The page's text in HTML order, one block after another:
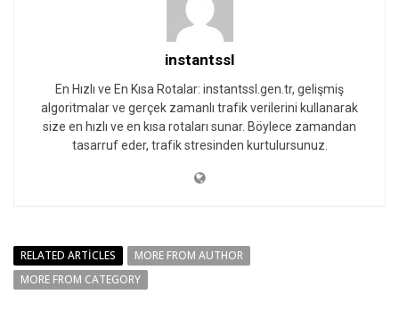
instantssl
En Hızlı ve En Kısa Rotalar: instantssl.gen.tr, gelişmiş
algoritmalar ve gerçek zamanlı trafik verilerini kullanarak
size en hızlı ve en kısa rotaları sunar. Böylece zamandan
tasarruf eder, trafik stresinden kurtulursunuz.
RELATED ARTICLES
MORE FROM AUTHOR
MORE FROM CATEGORY